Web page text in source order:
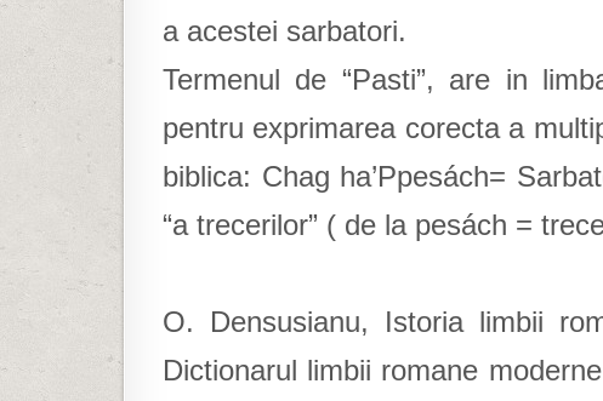
a acestei sarbatori.
Termenul de “Pasti”, are in
pentru exprimarea corecta a
biblica: Chag ha’Ppesách=
“a trecerilor” ( de la pesách =
O. Densusianu, Istoria limbii
Dictionarul limbii romane